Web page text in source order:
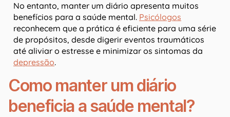
No entanto, manter um diário apresenta muitos
benefícios para a saúde mental. Psicólogos
reconhecem que a prática é eficiente para uma série
de propósitos, desde digerir eventos traumáticos
até aliviar o estresse e minimizar os sintomas da
depressão.
Como manter um diário
beneficia a saúde mental?